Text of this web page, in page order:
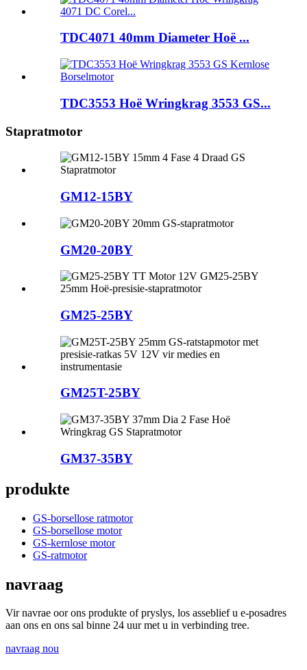
TDC4071 40mm Diameter Hoë ...
TDC3553 Hoë Wringkrag 3553 GS...
Stapratmotor
GM12-15BY
GM20-20BY
GM25-25BY
GM25T-25BY
GM37-35BY
produkte
GS-borsellose ratmotor
GS-borsellose motor
GS-kernlose motor
GS-ratmotor
navraag
Vir navrae oor ons produkte of pryslys, los asseblief u e-posadres
aan ons en ons sal binne 24 uur met u in verbinding tree.
navraag nou